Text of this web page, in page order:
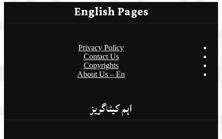
English Pages
Privacy Policy
Contact Us
Copyrights
About Us – En
اہم کیٹاگریز